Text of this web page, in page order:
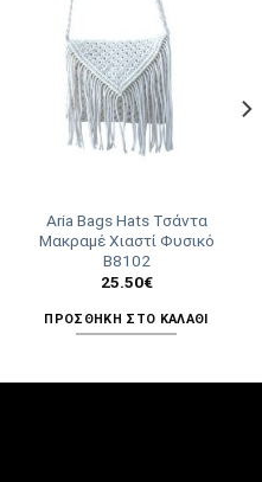
Aria Bags Hats Τσάντα
Μακραμέ Χιαστί Φυσικό
Β8102
25.50€
ΠΡΟΣΘΉΚΗ ΣΤΟ ΚΑΛΆΘΙ